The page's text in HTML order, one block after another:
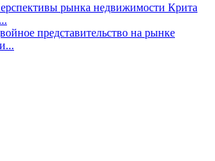
рынка недвижимости Крита
представительство на рынке